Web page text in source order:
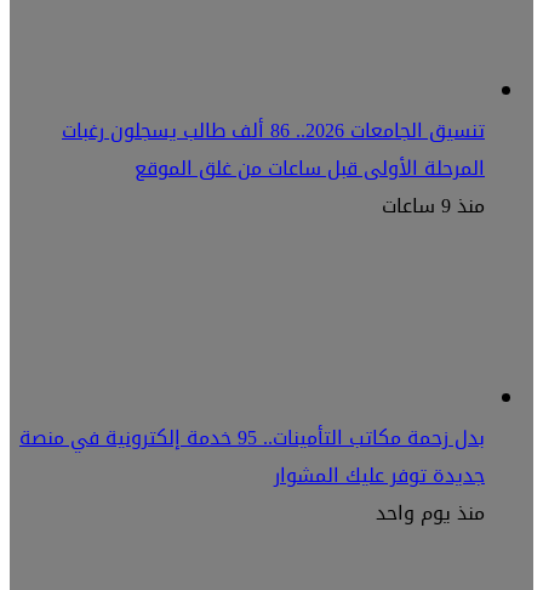
تنسيق الجامعات 2026.. 86 ألف طالب يسجلون رغبات
المرحلة الأولى قبل ساعات من غلق الموقع
منذ 9 ساعات
بدل زحمة مكاتب التأمينات.. 95 خدمة إلكترونية في منصة
جديدة توفر عليك المشوار
منذ يوم واحد